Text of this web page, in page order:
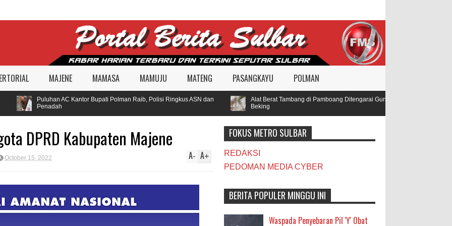
MAJENE MAMASA MAMUJU MATENG PASANGKAYU POLMAN
Puluhan AC Kantor Bupati Polman Raib, Polisi Ringkus ASN dan
Penadah
Alat Berat Tambang di Pamboang Ditengarai Gunakan BBM Subsidi,
Beking
DPRD Kabupaten Majene
October 15, 2022 A+
A-
FOKUS METRO SULBAR
REDAKSI
PEDOMAN MEDIA CYBER
BERITA POPULER MINGGU INI
Waspada Penyebaran Pil 'Y' Obat